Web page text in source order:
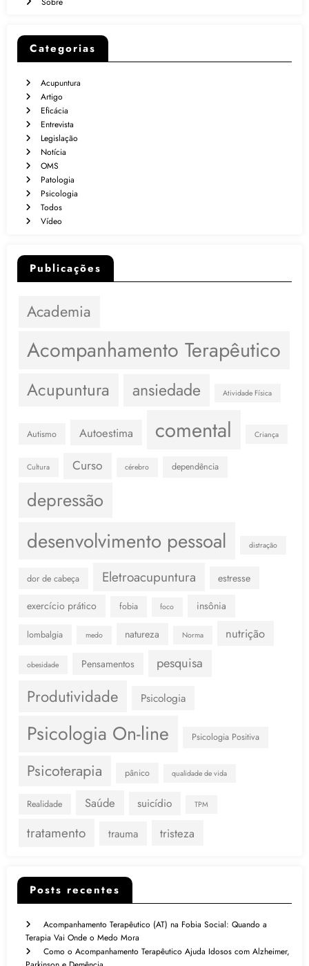
Categorias
Acupuntura
Artigo
Eficácia
Entrevista
Legislação
Notícia
OMS
Patologia
Psicologia
Todos
Vídeo
Publicações
Academia
Acompanhamento Terapêutico
Acupuntura ansiedade Atividade Física
Autismo Autoestima comental Criança
Cultura Curso cérebro dependência
depressão
desenvolvimento pessoal distração
dor de cabeça Eletroacupuntura estresse
exercício prático fobia foco insônia
lombalgia medo natureza Norma nutrição
obesidade Pensamentos pesquisa
Produtividade Psicologia
Psicologia On-line Psicologia Positiva
Psicoterapia pânico qualidade de vida
Realidade Saúde suicídio TPM
tratamento trauma tristeza
Posts recentes
Acompanhamento Terapêutico (AT) na Fobia Social: Quando a
Terapia Vai Onde o Medo Mora
Como o Acompanhamento Terapêutico Ajuda Idosos com Alzheimer,